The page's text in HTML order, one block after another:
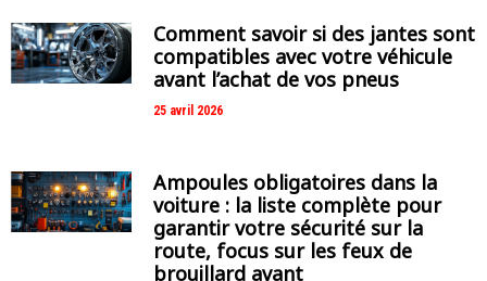
Comment savoir si des jantes sont
compatibles avec votre véhicule
avant l’achat de vos pneus
25 avril 2026
Ampoules obligatoires dans la
voiture : la liste complète pour
garantir votre sécurité sur la
route, focus sur les feux de
brouillard avant